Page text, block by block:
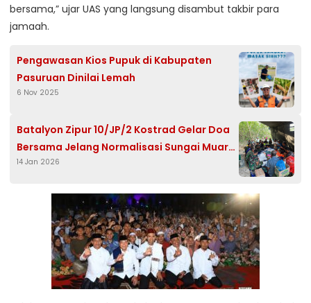
bersama,” ujar UAS yang langsung disambut takbir para
jamaah.
Pengawasan Kios Pupuk di Kabupaten
Pasuruan Dinilai Lemah
6 Nov 2025
Batalyon Zipur 10/JP/2 Kostrad Gelar Doa
Bersama Jelang Normalisasi Sungai Muara
Aceh Tamiang
14 Jan 2026